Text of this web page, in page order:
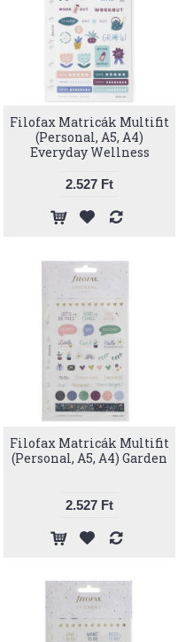
Filofax Matricák Multifit
(Personal, A5, A4)
Everyday Wellness
2.527 Ft
Filofax Matricák Multifit
(Personal, A5, A4) Garden
2.527 Ft